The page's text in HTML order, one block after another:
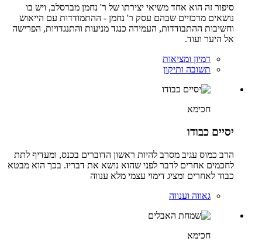
סיפור זה הוא אחד משיאי יצירתו של ר' נחמן מברסלב, ויש בו
נושאים מרכזיים שבהם עסק ר' נחמן - ההתמודדות עם הייאוש
וחשיבות ההתבודדות, העמידה כנגד מניעות והתנגדויות, הפרישה
אל היער ועוד.
דמיון ומציאות
תשובה ותיקון
חכימא
יסיים כבודו
הרב כמוס עגיב מסרב להיות ראשון הדוברים בכנס, ומעדיף לתת
לחכמים אחרים לדבר לפני שהוא נושא את דבריו. בכך הוא מבטא
כבוד לאחרים ומציג דימוי עצמי מלא ענווה
גאווה וענווה
חכימא